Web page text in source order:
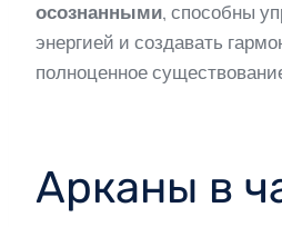
осознанными, способны
энергией и создавать
полноценное
Арканы в